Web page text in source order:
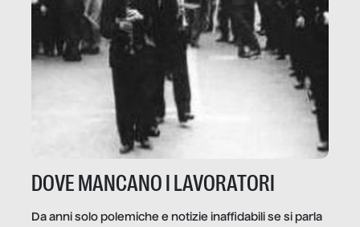
DOVE MANCANO I LAVORATORI
Da anni solo polemiche e notizie inaffidabili se si parla